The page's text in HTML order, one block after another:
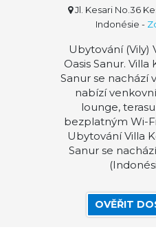
Jl. Kesari No.36
Indonésie -
Ubytování (Vily)
Oasis Sanur. Villa
Sanur se nachází
nabízí
lounge,
bezplatným Wi-
Ubytování Villa
Sanur se
OVĚŘIT